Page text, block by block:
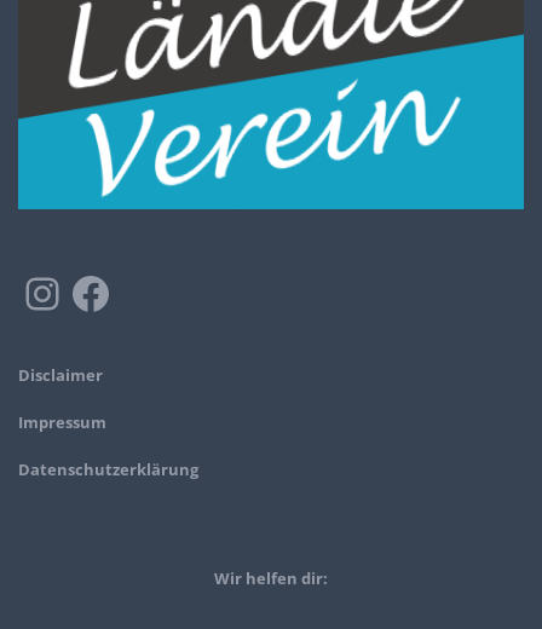
Disclaimer
Impressum
Datenschutzerklärung
Wir helfen dir: